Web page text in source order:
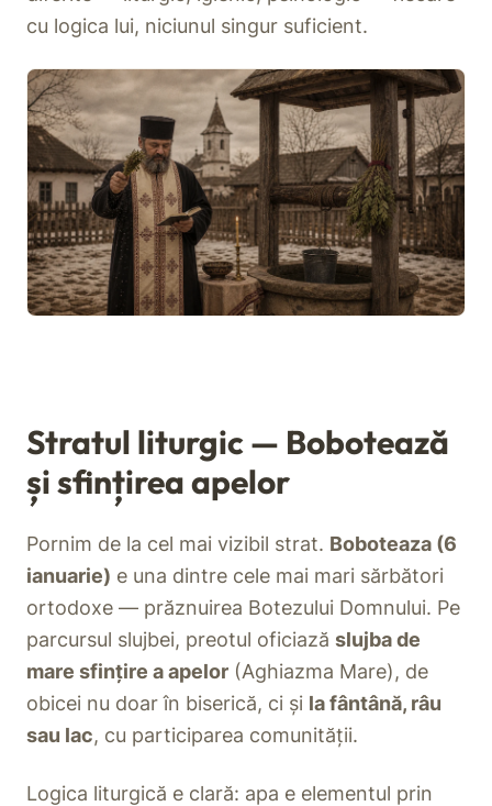
cu logica lui, niciunul singur suficient.
Stratul liturgic — Bobotează
și sfințirea apelor
Pornim de la cel mai vizibil strat. Boboteaza (6
ianuarie) e una dintre cele mai mari sărbători
ortodoxe — prăznuirea Botezului Domnului. Pe
parcursul slujbei, preotul oficiază slujba de
mare sfințire a apelor (Aghiazma Mare), de
obicei nu doar în biserică, ci și la fântână, râu
sau lac, cu participarea comunității.
Logica liturgică e clară: apa e elementul prin